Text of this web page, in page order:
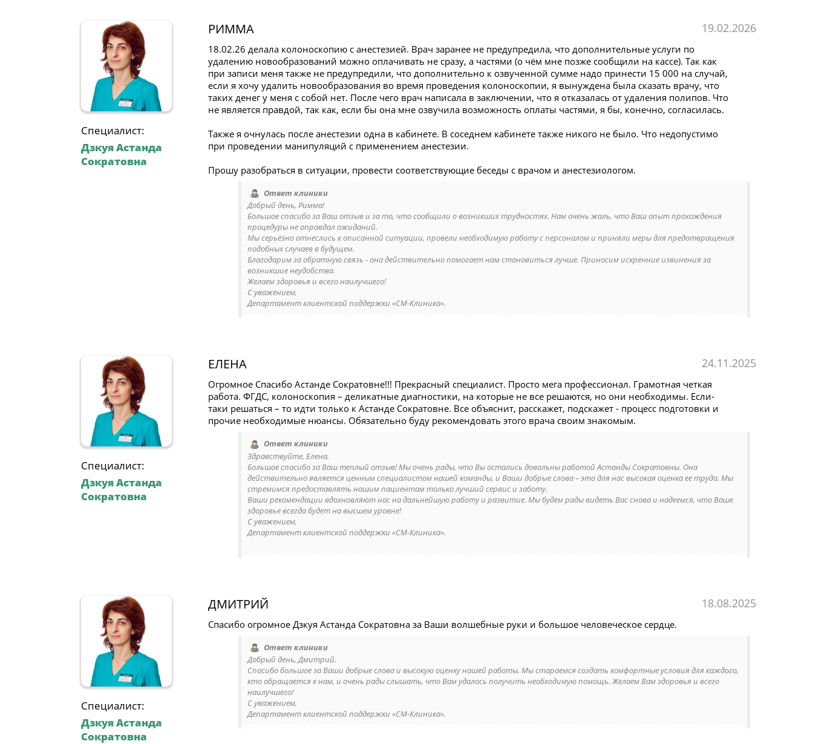
Специалист:
Дзкуя Астанда
Сократовна
РИММА 19.02.2026
18.02.26 делала колоноскопию с анестезией. Врач заранее не предупредила, что дополнительные услуги по
удалению новообразований можно оплачивать не сразу, а частями (о чём мне позже сообщили на кассе). Так как
при записи меня также не предупредили, что дополнительно к озвученной сумме надо принести 15 000 на случай,
если я хочу удалить новообразования во время проведения колоноскопии, я вынуждена была сказать врачу, что
таких денег у меня с собой нет. После чего врач написала в заключении, что я отказалась от удаления полипов. Что
не является правдой, так как, если бы она мне озвучила возможность оплаты частями, я бы, конечно, согласилась.
Также я очнулась после анестезии одна в кабинете. В соседнем кабинете также никого не было. Что недопустимо
при проведении манипуляций с применением анестезии.
Прошу разобраться в ситуации, провести соответствующие беседы с врачом и анестезиологом.
Ответ клиники
Добрый день, Римма!
Большое спасибо за Ваш отзыв и за то, что сообщили о возникших трудностях. Нам очень жаль, что Ваш опыт прохождения
процедуры не оправдал ожиданий.
Мы серьёзно отнеслись к описанной ситуации, провели необходимую работу с персоналом и приняли меры для предотвращения
подобных случаев в будущем.
Благодарим за обратную связь - она действительно помогает нам становиться лучше. Приносим искренние извинения за
возникшие неудобства.
Желаем здоровья и всего наилучшего!
С уважением,
Департамент клиентской поддержки «СМ-Клиника».
Специалист:
Дзкуя Астанда
Сократовна
ЕЛЕНА 24.11.2025
Огромное Спасибо Астанде Сократовне!!! Прекрасный специалист. Просто мега профессионал. Грамотная четкая
работа. ФГДС, колоноскопия – деликатные диагностики, на которые не все решаются, но они необходимы. Если-
таки решаться – то идти только к Астанде Сократовне. Все объяснит, расскажет, подскажет - процесс подготовки и
прочие необходимые нюансы. Обязательно буду рекомендовать этого врача своим знакомым.
Ответ клиники
Здравствуйте, Елена.
Большое спасибо за Ваш теплый отзыв! Мы очень рады, что Вы остались довольны работой Астанды Сократовны. Она
действительно является ценным специалистом нашей команды, и Ваши добрые слова – это для нас высокая оценка ее труда. Мы
стремимся предоставлять нашим пациентам только лучший сервис и заботу.
Ваши рекомендации вдохновляют нас на дальнейшую работу и развитие. Мы будем рады видеть Вас снова и надеемся, что Ваше
здоровье всегда будет на высшем уровне!
С уважением,
Департамент клиентской поддержки «СМ-Клиника».
Специалист:
Дзкуя Астанда
Сократовна
ДМИТРИЙ 18.08.2025
Спасибо огромное Дзкуя Астанда Сократовна за Ваши волшебные руки и большое человеческое сердце.
Ответ клиники
Добрый день, Дмитрий.
Спасибо большое за Ваши добрые слова и высокую оценку нашей работы. Мы стараемся создать комфортные условия для каждого,
кто обращается к нам, и очень рады слышать, что Вам удалось получить необходимую помощь. Желаем Вам здоровья и всего
наилучшего!
С уважением,
Департамент клиентской поддержки «СМ-Клиника».